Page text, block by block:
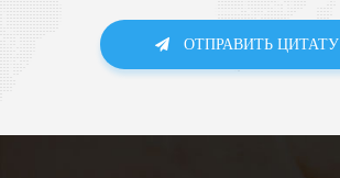
ОТПРАВИТЬ ЦИТАТУ